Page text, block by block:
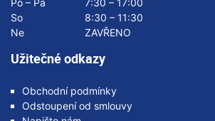
So
8:30 – 11:30
Ne
ZAVŘENO
Užitečné odkazy
Obchodní podmínky
Odstoupení od smlouvy